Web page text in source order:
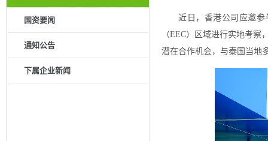
国资要闻
通知公告
下属企业新闻
近日，香港公司应邀
（EEC）区域进行实地考
潜在合作机会，与泰国当地